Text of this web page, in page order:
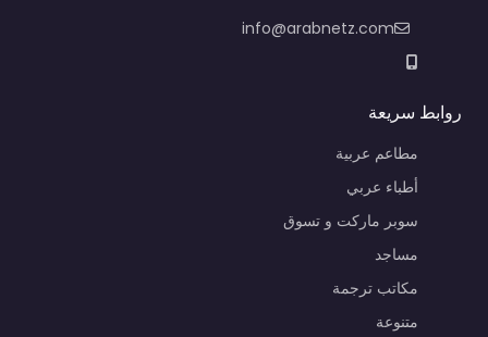
info@arabnetz.com
روابط سريعة
مطاعم عربية
أطباء عربي
سوبر ماركت و تسوق
مساجد
مكاتب ترجمة
متنوعة